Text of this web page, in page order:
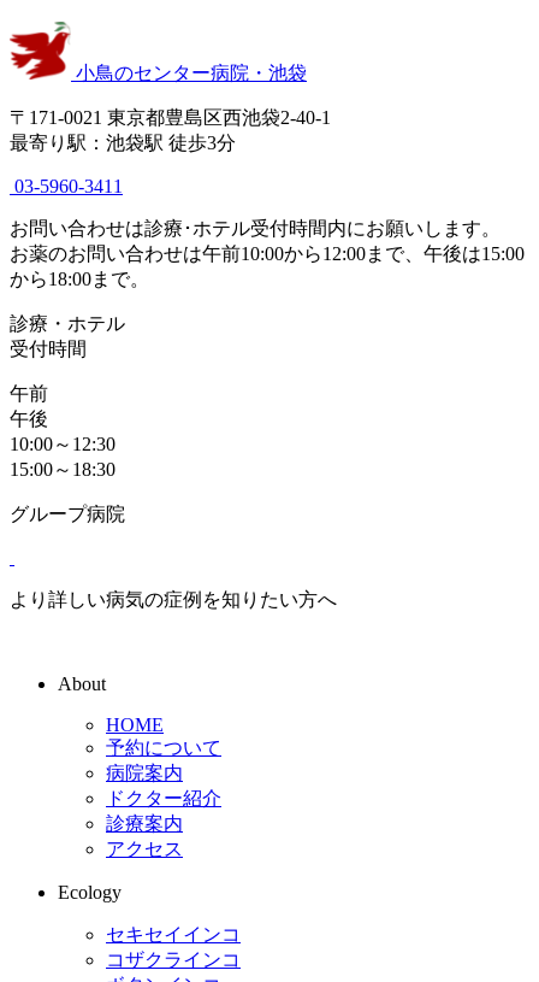
小鳥のセンター病院・池袋
〒171-0021 東京都豊島区西池袋2-40-1
最寄り駅：池袋駅 徒歩3分
03-5960-3411
お問い合わせは診療･ホテル受付時間内にお願いします。
お薬のお問い合わせは午前10:00から12:00まで、午後は15:00
から18:00まで。
診療・ホテル
受付時間
午前
午後
10:00～12:30
15:00～18:30
グループ病院
より詳しい病気の症例を知りたい方へ
About
HOME
予約について
病院案内
ドクター紹介
診療案内
アクセス
Ecology
セキセイインコ
コザクラインコ